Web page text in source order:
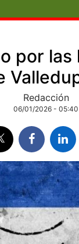
por las
Redacción
06/01/2026 - 05:40